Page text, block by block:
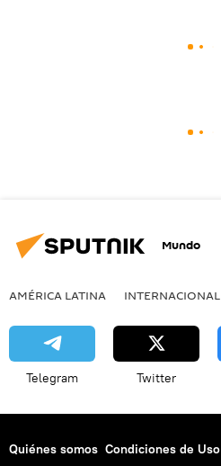
Mundo
AMÉRICA LATINA INTERNACIONAL
Telegram Twitter
Quiénes somos Condiciones de Uso